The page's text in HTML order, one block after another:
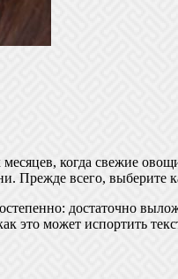
когда свежие
Прежде всего,
достаточно
это может испортить